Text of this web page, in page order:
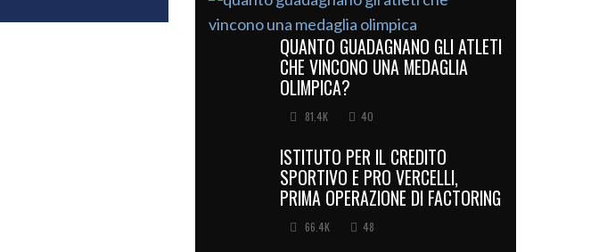
QUANTO GUADAGNANO GLI ATLETI
CHE VINCONO UNA MEDAGLIA
OLIMPICA?
81.4K 40
ISTITUTO PER IL CREDITO
SPORTIVO E PRO VERCELLI,
PRIMA OPERAZIONE DI FACTORING
66.4K 48